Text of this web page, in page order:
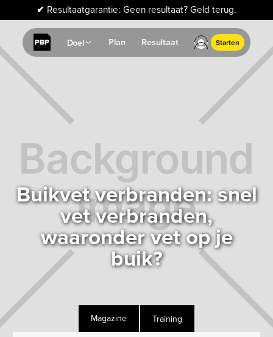
✔ Resultaatgarantie: Geen resultaat? Geld terug.
Doel Plan Resultaat Starten
Buikvet verbranden: snel
vet verbranden,
waaronder vet op je
buik?
Magazine Training